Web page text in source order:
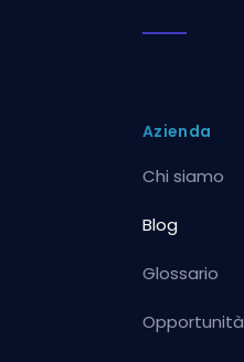
Azienda
Chi siamo
Blog
Glossario
Opportunità